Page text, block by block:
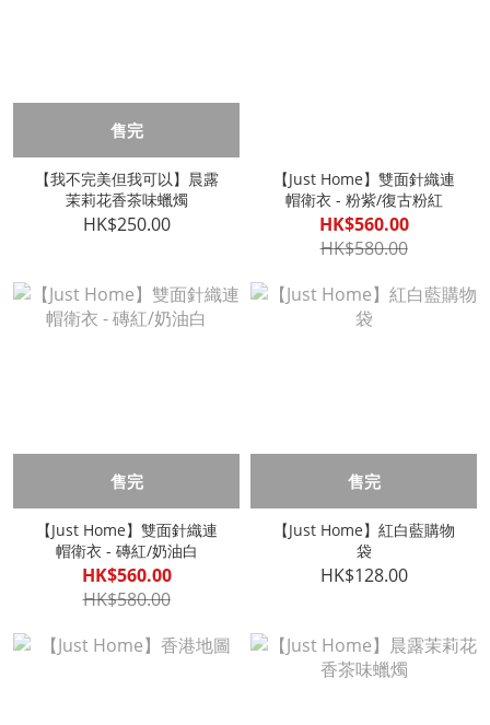
售完
【我不完美但我可以】晨露
茉莉花香茶味蠟燭
HK$250.00
【Just Home】雙面針織連
帽衛衣 - 粉紫/復古粉紅
HK$560.00
HK$580.00
售完
【Just Home】雙面針織連
帽衛衣 - 磚紅/奶油白
HK$560.00
HK$580.00
售完
【Just Home】紅白藍購物
袋
HK$128.00